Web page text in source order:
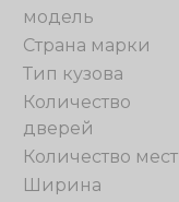
модель
Страна марки
Тип кузова
Количество
дверей
Количество мест
Ширина